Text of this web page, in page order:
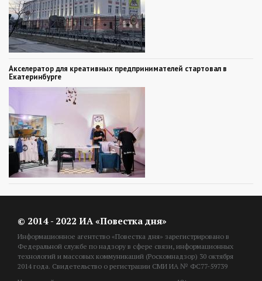
Акселератор для креативных предпринимателей стартовал в
Екатеринбурге
© 2014 - 2022 ИА «Повестка дня»
Информационное агентство «Повестка дня» зарегистрировано в
Федеральной службе по надзору в сфере связи, информационных
технологий и массовых коммуникаций (Роскомнадзор) 30 октября
2014 года. Свидетельство о регистрации СМИ ИА № ФС77-59739